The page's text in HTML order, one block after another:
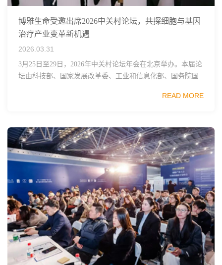
博雅生命受邀出席2026中关村论坛，共探细胞与基因
治疗产业变革新机遇
2026.03.31
3月25日至29日，2026年中关村论坛年会在北京举办。本届论
坛由科技部、国家发展改革委、工业和信息化部、国务院国
READ MORE